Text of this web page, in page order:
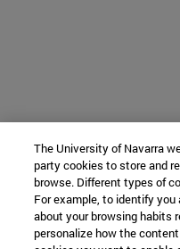
The University of Navarra
party cookies to store and
browse. Different types of
For example, to identify
about your browsing habits
personalize how the